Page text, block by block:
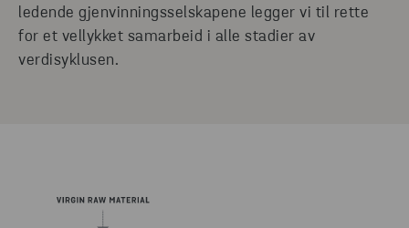
ledende gjenvinningsselskapene legger vi til rette
for et vellykket samarbeid i alle stadier av
verdisyklusen.